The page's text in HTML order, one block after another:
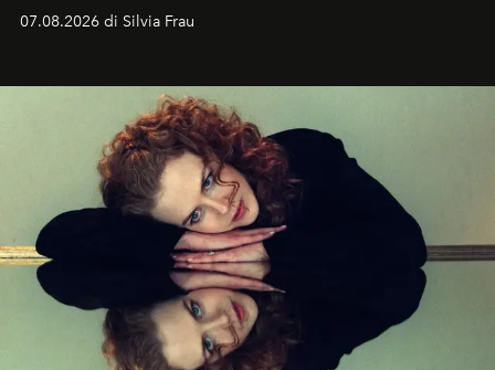
cognizione del tempo. Ma con quadranti così
07.08.2026 di Silvia Frau